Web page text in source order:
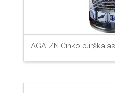
AGA-ZN Cinko purškalas